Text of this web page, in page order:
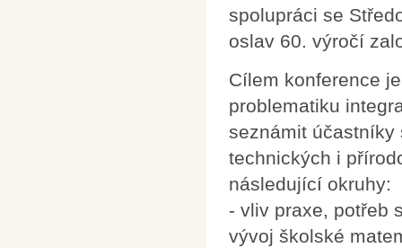
spolupráci se
oslav 60. výročí
Cílem konference
problematiku
seznámit účastníky
technických i
následující okruhy:
- vliv praxe, potřeb
vývoj školské